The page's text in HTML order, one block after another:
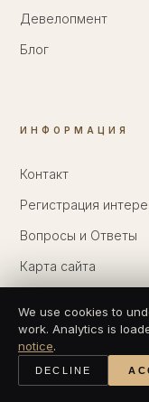
Девелопмент
Блог
ИНФОРМАЦИЯ
Контакт
Регистрация
Вопросы и Ответы
Карта сайта
РАССЫЛКА
We use cookies to
work. Analytics is
notice.
DECLINE